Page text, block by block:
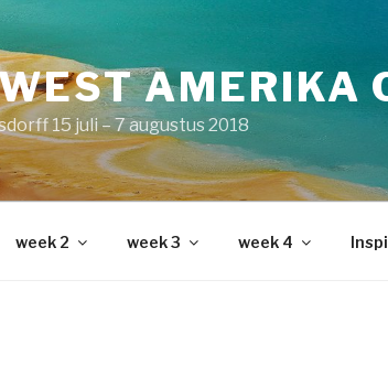
AMERIKA
15 juli – 7 augustus 2018
week 2 week 3 week 4